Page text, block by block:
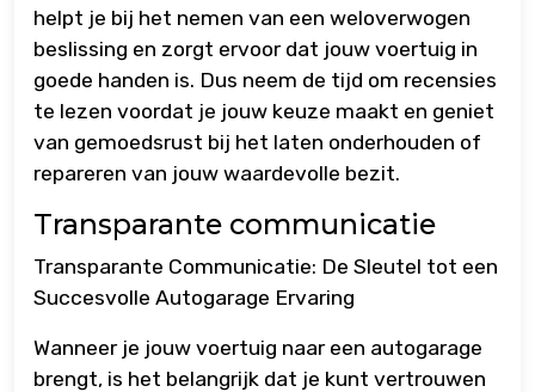
helpt je bij het nemen van een weloverwogen
beslissing en zorgt ervoor dat jouw voertuig in
goede handen is. Dus neem de tijd om recensies
te lezen voordat je jouw keuze maakt en geniet
van gemoedsrust bij het laten onderhouden of
repareren van jouw waardevolle bezit.
Transparante communicatie
Transparante Communicatie: De Sleutel tot een
Succesvolle Autogarage Ervaring
Wanneer je jouw voertuig naar een autogarage
brengt, is het belangrijk dat je kunt vertrouwen